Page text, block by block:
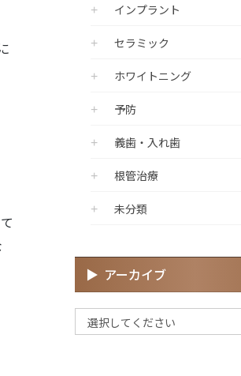
インプラント
セラミック
ホワイトニング
予防
義歯・入れ歯
根管治療
未分類
アーカイブ